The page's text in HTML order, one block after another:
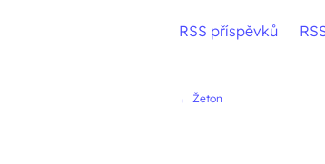
Přejít
obsah
RSS příspěvků
← Žeton